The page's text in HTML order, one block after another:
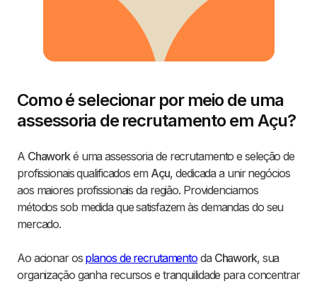
Como é selecionar por meio de uma
assessoria de recrutamento em Açu?
A Chaworké uma assessoria de recrutamento e seleção de
profissionais qualificados em Açu, dedicada a unir negócios
aos maiores profissionais da região. Providenciamos
métodos sob medida que satisfazem às demandas do seu
mercado.
Ao acionar os planos de recrutamento da Chawork, sua
organização ganha recursos e tranquilidade para concentrar